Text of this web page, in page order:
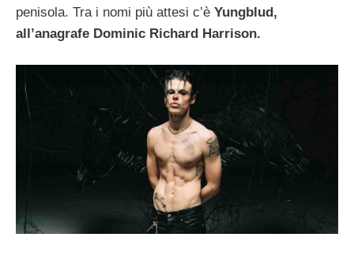
penisola. Tra i nomi più attesi c’è Yungblud,
all’anagrafe Dominic Richard Harrison.